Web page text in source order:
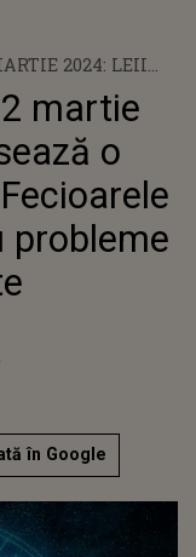
2024: LEII
PROSPERĂ.
CU
martie
o
probleme
în Google